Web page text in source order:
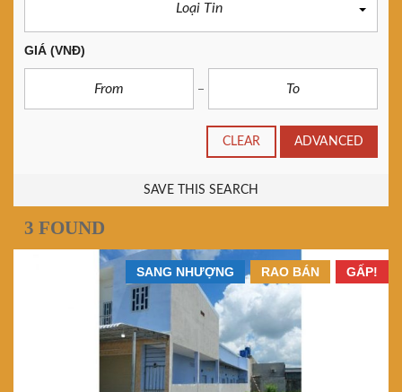
Loại Tin
GIÁ (VNĐ)
CLEAR ADVANCED
SAVE THIS SEARCH
3 FOUND
GẤP!
RAO BÁN
SANG NHƯỢNG